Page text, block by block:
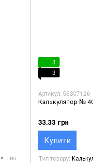
Тип
3
3
Артикул: 56307126
Калькулятор №
33.33 грн
Купити
Тип товару